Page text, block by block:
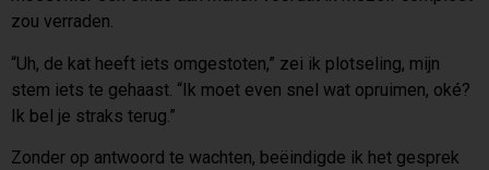
zou verraden.
“Uh, de kat heeft iets omgestoten,” zei ik plotseling, mijn
stem iets te gehaast. “Ik moet even snel wat opruimen, oké?
Ik bel je straks terug.”
Zonder op antwoord te wachten, beëindigde ik het gesprek